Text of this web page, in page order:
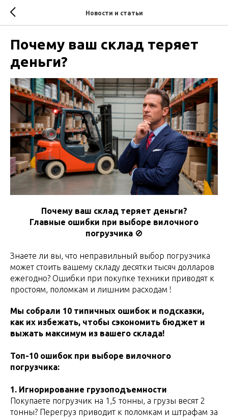
Новости и статьи
Почему ваш склад теряет
деньги?
Почему ваш склад теряет деньги?
Главные ошибки при выборе вилочного
погрузчика 🚫
Знаете ли вы, что неправильный выбор погрузчика
может стоить вашему складу десятки тысяч долларов
ежегодно? Ошибки при покупке техники приводят к
простоям, поломкам и лишним расходам !
Мы собрали 10 типичных ошибок и подсказки,
как их избежать, чтобы сэкономить бюджет и
выжать максимум из вашего склада!
Топ-10 ошибок при выборе вилочного
погрузчика:
1. Игнорирование грузоподъемности
Покупаете погрузчик на 1,5 тонны, а грузы весят 2
тонны? Перегруз приводит к поломкам и штрафам за